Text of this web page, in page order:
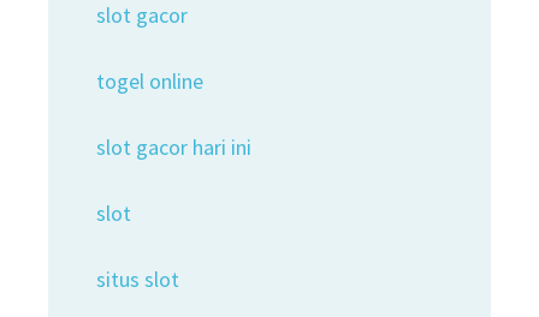
slot gacor
togel online
slot gacor hari ini
slot
situs slot